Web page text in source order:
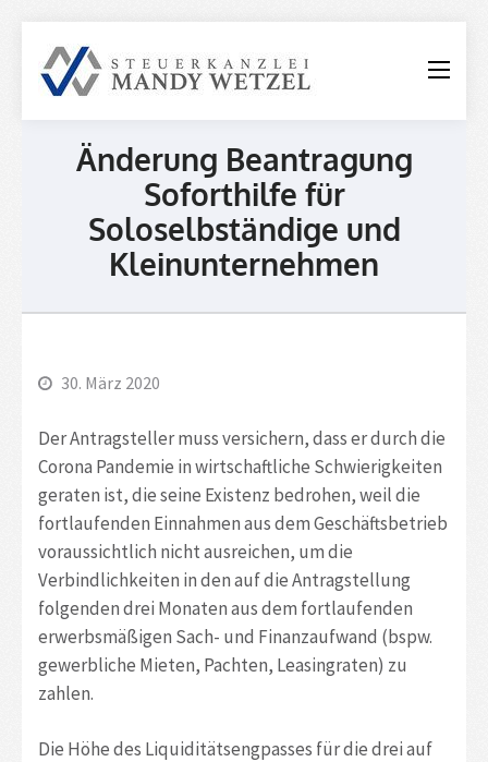
Steuerkanzlei
Änderung Beantragung
Soforthilfe für
Soloselbständige und
Kleinunternehmen
30. März 2020
Der Antragsteller muss versichern, dass er durch die
Corona Pandemie in wirtschaftliche Schwierigkeiten
geraten ist, die seine Existenz bedrohen, weil die
fortlaufenden Einnahmen aus dem Geschäftsbetrieb
voraussichtlich nicht ausreichen, um die
Verbindlichkeiten in den auf die Antragstellung
folgenden drei Monaten aus dem fortlaufenden
erwerbsmäßigen Sach- und Finanzaufwand (bspw.
gewerbliche Mieten, Pachten, Leasingraten) zu
zahlen.
Die Höhe des Liquiditätsengpasses für die drei auf